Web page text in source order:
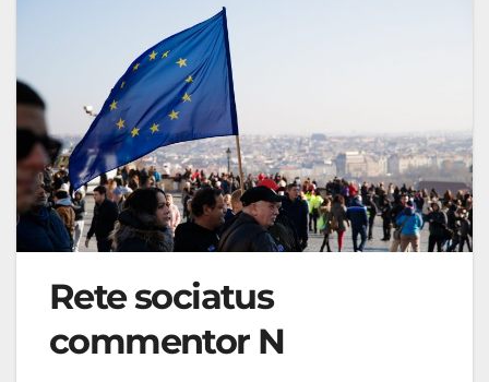
Rete sociatus
commentor N